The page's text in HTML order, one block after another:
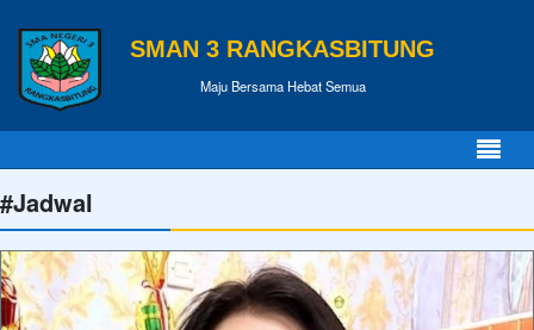
SMAN 3 RANGKASBITUNG
Maju Bersama Hebat Semua
#Jadwal